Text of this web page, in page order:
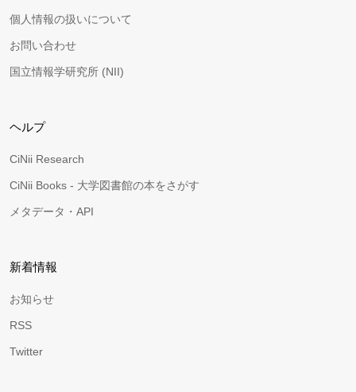
個人情報の扱いについて
お問い合わせ
国立情報学研究所 (NII)
ヘルプ
CiNii Research
CiNii Books - 大学図書館の本をさがす
メタデータ・API
新着情報
お知らせ
RSS
Twitter